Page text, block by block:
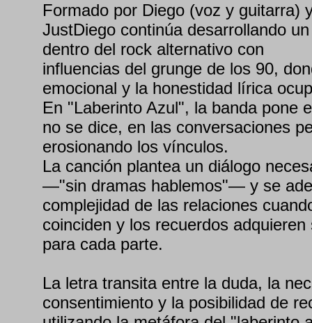
Formado por Diego (voz y guitarra)
JustDiego continúa desarrollando
dentro del rock alternativo con
influencias del grunge de los 90,
emocional y la honestidad lírica
En "Laberinto Azul", la banda pone
no se dice, en las conversaciones
erosionando los vínculos.
La canción plantea un diálogo
—"sin dramas hablemos"— y se
complejidad de las relaciones
coinciden y los recuerdos
para cada parte.
La letra transita entre la duda, la
consentimiento y la posibilidad de